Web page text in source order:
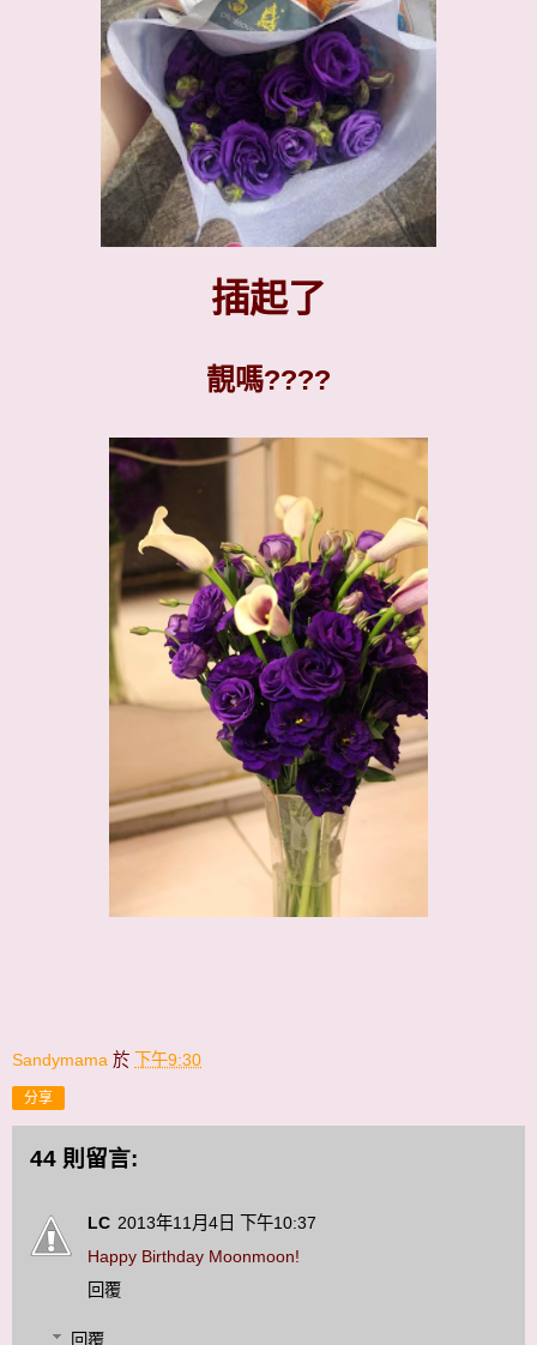
插起了
靚嗎????
Sandymama 於 下午9:30
分享
44 則留言:
LC 2013年11月4日 下午10:37
Happy Birthday Moonmoon!
回覆
回覆